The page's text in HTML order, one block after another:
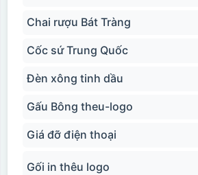
Hộp xi bình giữ nhiệt
Chai rượu Bát Tràng
Cốc sứ Trung Quốc
Đèn xông tinh dầu
Gấu Bông theu-logo
Giá đỡ điện thoại
Gối in thêu logo